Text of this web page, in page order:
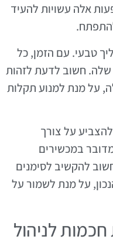
אלה עשויות להעיד
טבעי. עם הזמן, כל
חשוב לדעת לזהות
על מנת למנוע תקלות
על צורך
במכשירים
להקשיב לסימנים
על מנת לשמור על
חכמות לניהול